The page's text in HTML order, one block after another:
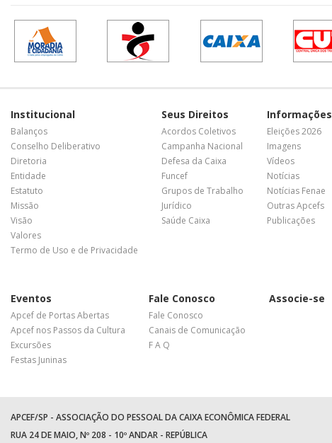
Institucional
Balanços
Conselho Deliberativo
Diretoria
Entidade
Estatuto
Missão
Visão
Valores
Termo de Uso e de Privacidade
Seus Direitos
Acordos Coletivos
Campanha Nacional
Defesa da Caixa
Funcef
Grupos de Trabalho
Jurídico
Saúde Caixa
Informações
Eleições 2026
Imagens
Vídeos
Notícias
Notícias Fenae
Outras Apcefs
Publicações
Eventos
Apcef de Portas Abertas
Apcef nos Passos da Cultura
Excursões
Festas Juninas
Fale Conosco
Fale Conosco
Canais de Comunicação
F A Q
Associe-se
APCEF/SP - ASSOCIAÇÃO DO PESSOAL DA CAIXA ECONÔMICA FEDERAL
RUA 24 DE MAIO, Nº 208 - 10º ANDAR - REPÚBLICA